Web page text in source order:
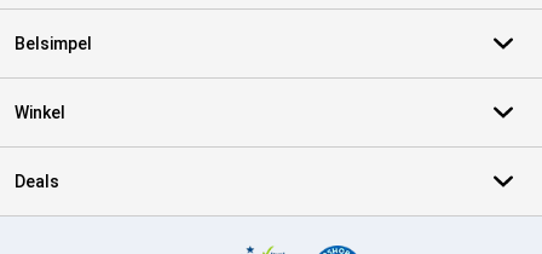
Belsimpel
Winkel
Deals